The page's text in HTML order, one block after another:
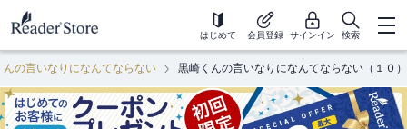
はじめて 会員登録 サインイン 検索
んの言いなりになんてならない 黒崎くんの言いなりになんてならない（１０）